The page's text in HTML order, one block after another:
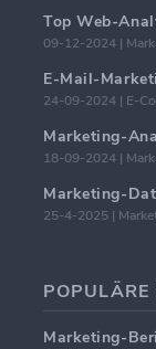
Top Web-
09-12-2024 |
24-09-2024 | E-
18-09-2024 |
25-4-2025 |
Marketing-